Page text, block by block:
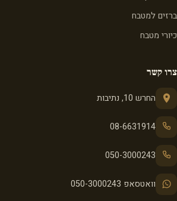
ברזים למטבח
כיורי מטבח
צרו קשר
החרש 10, נתיבות
08-6631914
050-3000243
וואטסאפ 050-3000243